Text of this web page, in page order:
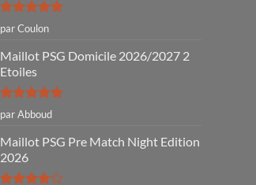
Note5sur
5
par Coulon
Maillot PSG Domicile 2026/2027 2
Etoiles
Note5sur
5
par Abboud
Maillot PSG Pre Match Night Edition
2026